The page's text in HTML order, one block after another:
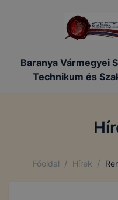
Baranya Vármegyei
Technikum és
Főoldal / Hírek /